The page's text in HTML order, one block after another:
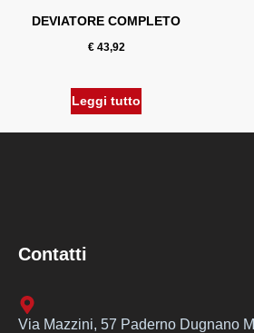
DEVIATORE COMPLETO
€43,92
Leggi tutto
Contatti
Via Mazzini, 57 Paderno Dugnano MI